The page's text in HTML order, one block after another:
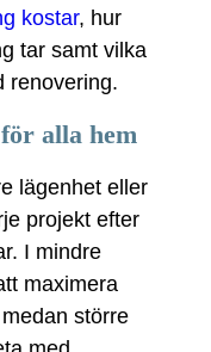
kostar, hur
tar samt vilka
renovering.
alla hem
lägenhet eller
projekt efter
I mindre
maximera
större